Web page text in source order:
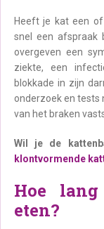
Heeft je kat een
snel een afspraak
overgeven een
ziekte, een
blokkade in zijn
onderzoek en tests
van het braken
Wil je de
klontvormende
Hoe
eten?